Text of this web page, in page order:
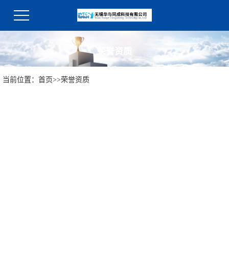
荣誉资质
当前位置： 首页>>荣誉资质